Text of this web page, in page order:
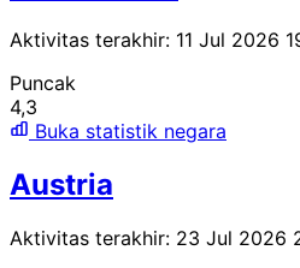
Aktivitas terakhir: 11 Jul 2026
Puncak
4,3
Buka statistik negara
Austria
Aktivitas terakhir: 23 Jul 2026